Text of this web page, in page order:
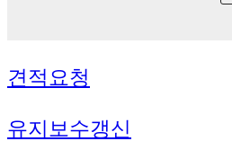
견적요청
유지보수갱신